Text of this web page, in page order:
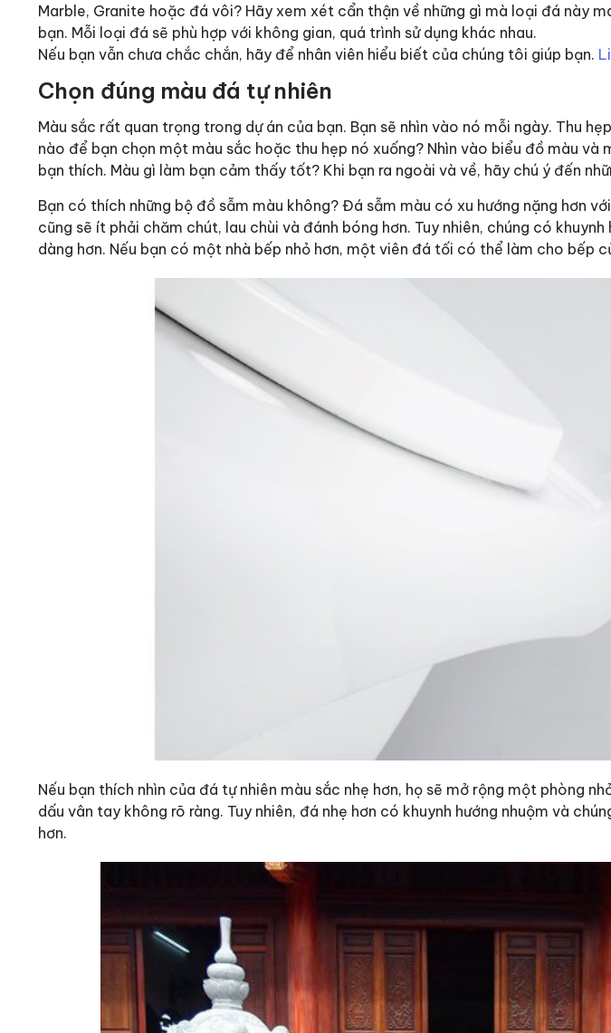
Marble, Granite hoặc đá vôi? Hãy xem xét cẩn thận về những gì mà loại đá này
bạn. Mỗi loại đá sẽ phù hợp với không gian, quá trình sử dụng khác nhau.
Nếu bạn vẫn chưa chắc chắn, hãy để nhân viên hiểu biết của chúng tôi giúp bạn.
Chọn đúng màu đá tự nhiên
Màu sắc rất quan trọng trong dự án của bạn. Bạn sẽ nhìn vào nó mỗi ngày. Thu
nào để bạn chọn một màu sắc hoặc thu hẹp nó xuống? Nhìn vào biểu đồ màu và
bạn thích. Màu gì làm bạn cảm thấy tốt? Khi bạn ra ngoài và về, hãy chú ý đến
Bạn có thích những bộ đồ sẫm màu không? Đá sẫm màu có xu hướng nặng hơn
cũng sẽ ít phải chăm chút, lau chùi và đánh bóng hơn. Tuy nhiên, chúng có
dàng hơn. Nếu bạn có một nhà bếp nhỏ hơn, một viên đá tối có thể làm cho bếp
Nếu bạn thích nhìn của đá tự nhiên màu sắc nhẹ hơn, họ sẽ mở rộng một phòng
dấu vân tay không rõ ràng. Tuy nhiên, đá nhẹ hơn có khuynh hướng nhuộm và
hơn.